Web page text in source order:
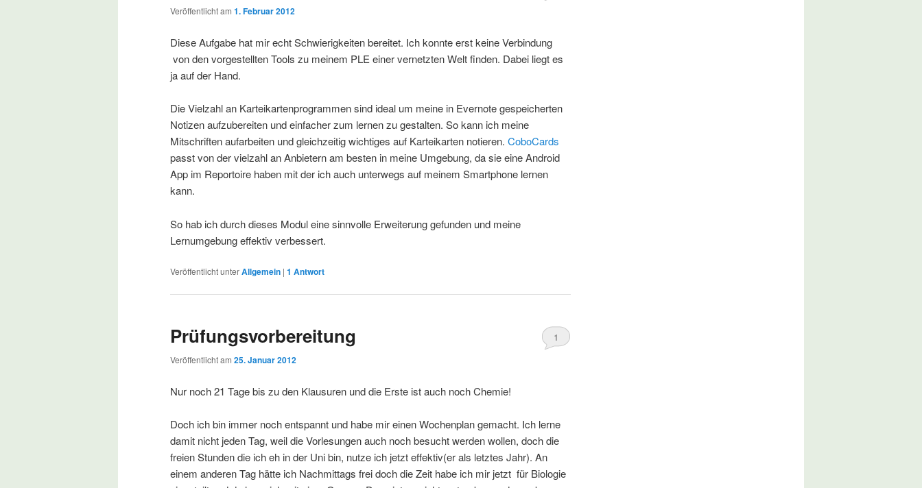
Veröffentlicht am 1. Februar 2012
Diese Aufgabe hat mir echt Schwierigkeiten bereitet. Ich konnte erst keine Verbindung
von den vorgestellten Tools zu meinem PLE einer vernetzten Welt finden. Dabei liegt es
ja auf der Hand.
Die Vielzahl an Karteikartenprogrammen sind ideal um meine in Evernote gespeicherten
Notizen aufzubereiten und einfacher zum lernen zu gestalten. So kann ich meine
Mitschriften aufarbeiten und gleichzeitig wichtiges auf Karteikarten notieren. CoboCards
passt von der vielzahl an Anbietern am besten in meine Umgebung, da sie eine Android
App im Reportoire haben mit der ich auch unterwegs auf meinem Smartphone lernen
kann.
So hab ich durch dieses Modul eine sinnvolle Erweiterung gefunden und meine
Lernumgebung effektiv verbessert.
Veröffentlicht unterAllgemein | 1 Antwort
Prüfungsvorbereitung
Veröffentlicht am 25. Januar 2012
1
Nur noch 21 Tage bis zu den Klausuren und die Erste ist auch noch Chemie!
Doch ich bin immer noch entspannt und habe mir einen Wochenplan gemacht. Ich lerne
damit nicht jeden Tag, weil die Vorlesungen auch noch besucht werden wollen, doch die
freien Stunden die ich eh in der Uni bin, nutze ich jetzt effektiv(er als letztes Jahr). An
einem anderen Tag hätte ich Nachmittags frei doch die Zeit habe ich mir jetzt für Biologie